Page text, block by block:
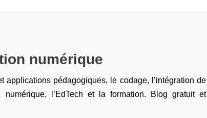
numérique
applications pédagogiques, le codage,
l’intégration de
l’EdTech et la formation. Blog gratuit et